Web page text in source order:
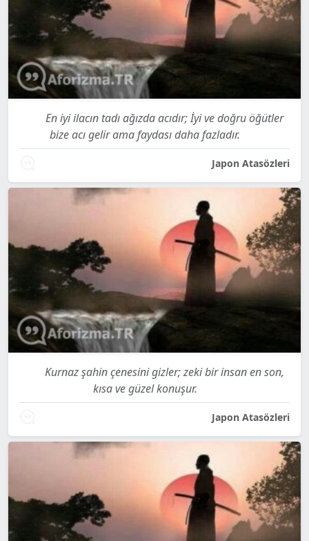
En iyi ilacın tadı ağızda acıdır; İyi ve doğru öğütler
bize acı gelir ama faydası daha fazladır.
Japon Atasözleri
Kurnaz şahin çenesini gizler; zeki bir insan en son,
kısa ve güzel konuşur.
Japon Atasözleri